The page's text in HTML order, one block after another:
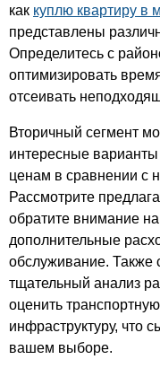
как куплю квартиру в
представлены
Определитесь с
оптимизировать
отсеивать
Вторичный сегмент
интересные
ценам в сравнении с
Рассмотрите
обратите внимание
дополнительные
обслуживание. Также
тщательный анализ
оценить
инфраструктуру, что
вашем выборе.